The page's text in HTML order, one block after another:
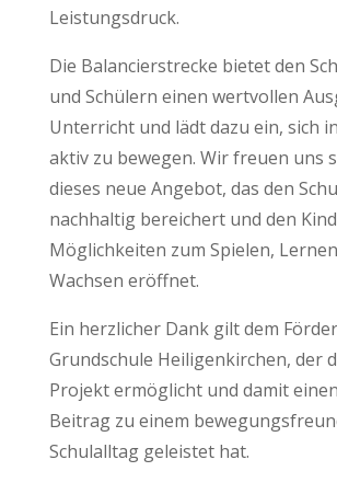
Leistungsdruck.
Die Balancierstrecke bietet den
und Schülern einen wertvollen
Unterricht und lädt dazu ein, sich
aktiv zu bewegen. Wir freuen uns
dieses neue Angebot, das den
nachhaltig bereichert und den
Möglichkeiten zum Spielen,
Wachsen eröffnet.
Ein herzlicher Dank gilt dem
Grundschule Heiligenkirchen, der
Projekt ermöglicht und damit
Beitrag zu einem
Schulalltag geleistet hat.